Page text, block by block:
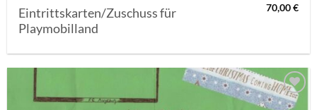
Eintrittskarten/Zuschuss für
Playmobilland
70,00€
AUF MEINE